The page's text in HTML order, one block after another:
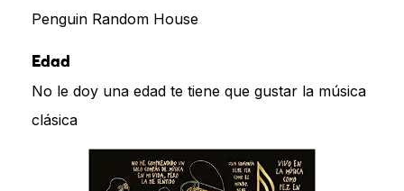
Penguin Random House
Edad
No le doy una edad te tiene que gustar la música
clásica